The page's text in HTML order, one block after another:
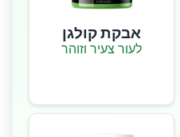
אבקת קולגן
לעור צעיר וזוהר